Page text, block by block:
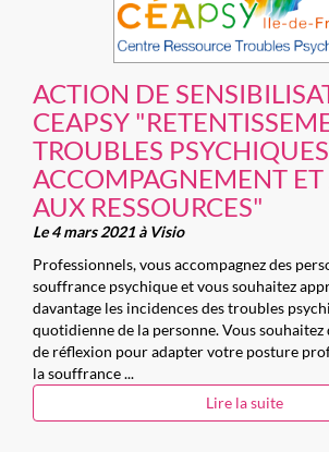
ACTION DE
CEAPSY
TROUBLES
ACCOMPAGNEMENT ET
AUX RESSOURCES"
Le 4 mars 2021 à Visio
Professionnels, vous accompagnez des
souffrance psychique et vous souhaitez
davantage les incidences des troubles
quotidienne de la personne. Vous souhaitez
de réflexion pour adapter votre posture
la souffrance ...
Lire la suite